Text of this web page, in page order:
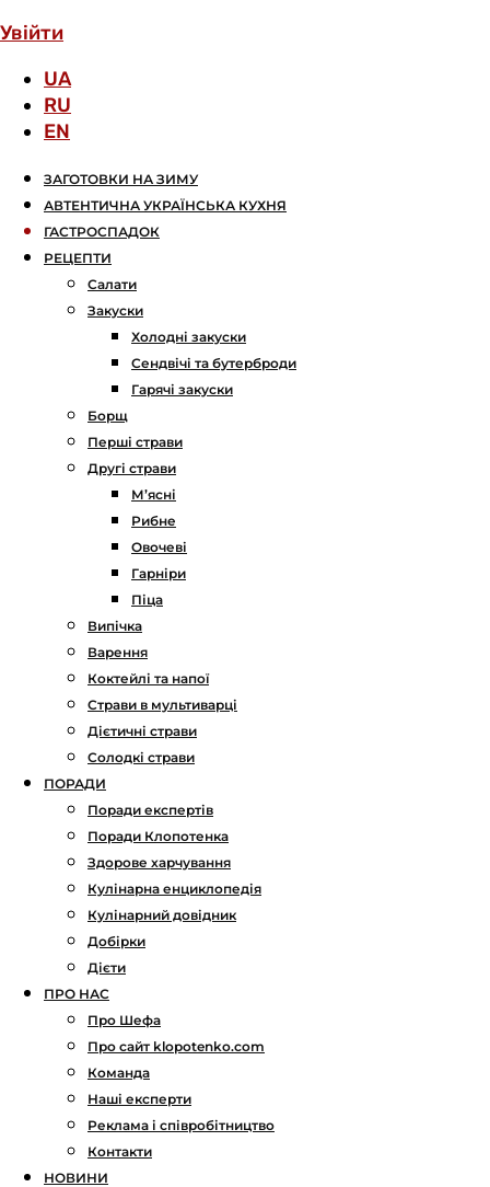
Увійти
UA
RU
EN
ЗАГОТОВКИ НА ЗИМУ
АВТЕНТИЧНА УКРАЇНСЬКА КУХНЯ
ГАСТРОСПАДОК
РЕЦЕПТИ
Салати
Закуски
Холодні закуски
Сендвічі та бутерброди
Гарячі закуски
Борщ
Перші страви
Другі страви
М’ясні
Рибне
Овочеві
Гарніри
Піца
Випічка
Варення
Коктейлі та напої
Страви в мультиварці
Дієтичні страви
Солодкі страви
ПОРАДИ
Поради експертів
Поради Клопотенка
Здорове харчування
Кулінарна енциклопедія
Кулінарний довідник
Добірки
Дієти
ПРО НАС
Про Шефа
Про сайт klopotenko.com
Команда
Наші експерти
Реклама і співробітництво
Контакти
НОВИНИ